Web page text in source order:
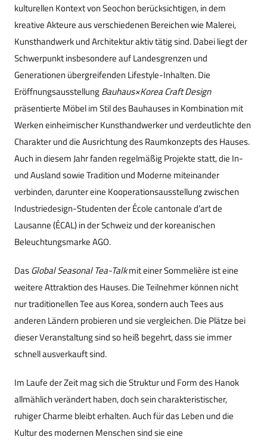
kulturellen Kontext von Seochon berücksichtigen, in dem
kreative Akteure aus verschiedenen Bereichen wie Malerei,
Kunsthandwerk und Architektur aktiv tätig sind. Dabei liegt der
Schwerpunkt insbesondere auf Landesgrenzen und
Generationen übergreifenden Lifestyle-Inhalten. Die
EröffnungsausstellungBauhaus×Korea Craft Design
präsentierte Möbel im Stil des Bauhauses in Kombination mit
Werken einheimischer Kunsthandwerker und verdeutlichte den
Charakter und die Ausrichtung des Raumkonzepts des Hauses.
Auch in diesem Jahr fanden regelmäßig Projekte statt, die In-
und Ausland sowie Tradition und Moderne miteinander
verbinden, darunter eine Kooperationsausstellung zwischen
Industriedesign-Studenten der École cantonale d’art de
Lausanne (ÉCAL) in der Schweiz und der koreanischen
Beleuchtungsmarke AGO.
DasGlobal Seasonal Tea-Talkmit einer Sommelière ist eine
weitere Attraktion des Hauses. Die Teilnehmer können nicht
nur traditionellen Tee aus Korea, sondern auch Tees aus
anderen Ländern probieren und sie vergleichen. Die Plätze bei
dieser Veranstaltung sind so heiß begehrt, dass sie immer
schnell ausverkauft sind.
Im Laufe der Zeit mag sich die Struktur und Form des Hanok
allmählich verändert haben, doch sein charakteristischer,
ruhiger Charme bleibt erhalten. Auch für das Leben und die
Kultur des modernen Menschen sind sie eine